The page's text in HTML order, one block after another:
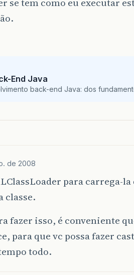
End Java
back-end Java: dos
de 2008
para carrega-
classe.
fazer isso, é conveniente
para que vc possa fazer
todo.